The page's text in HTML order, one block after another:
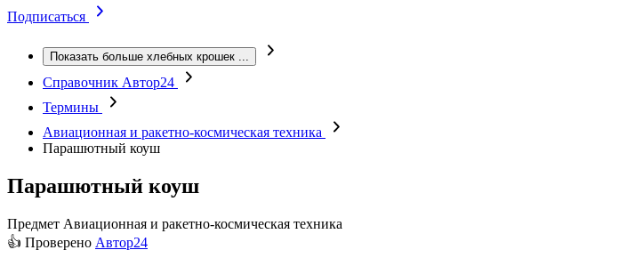
Подписаться
Показать больше хлебных крошек ...
Справочник Автор24
Термины
Авиационная и ракетно-космическая техника
Парашютный коуш
Парашютный коуш
Предмет Авиационная и ракетно-космическая техника
👍 Проверено Автор24